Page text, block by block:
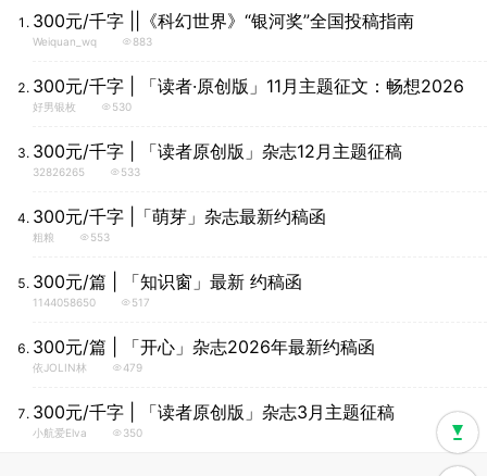
300元/千字 ||《科幻世界》“银河奖”全国投稿指南
Weiquan_wq 883
300元/千字 | 「读者·原创版」11月主题征文：畅想2026
好男银枚 530
300元/千字 | 「读者原创版」杂志12月主题征稿
32826265 533
300元/千字 |「萌芽」杂志最新约稿函
粗粮 553
300元/篇 | 「知识窗」最新 约稿函
1144058650 517
300元/篇 | 「开心」杂志2026年最新约稿函
依JOLIN林 479
300元/千字 | 「读者原创版」杂志3月主题征稿
小航爱elva 350